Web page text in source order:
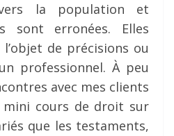
la population et
sont erronées. Elles
de précisions ou
professionnel. À peu
avec mes clients
cours de droit sur
que les testaments,